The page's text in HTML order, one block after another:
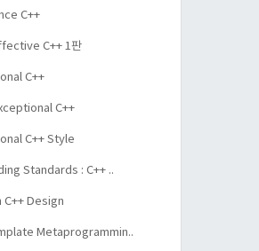
C++
C++ 1판
C++
C++
C++ Style
Standards : C++ ..
C++ Design
Metaprogrammin..